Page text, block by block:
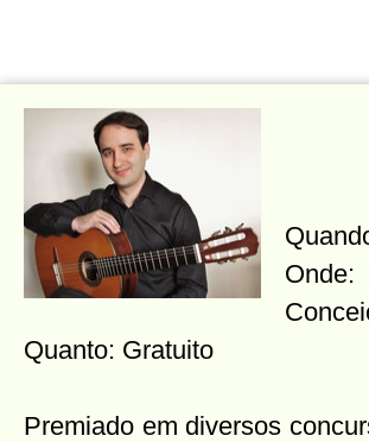
Onde:
Quanto: Gratuito
Premiado em diversos